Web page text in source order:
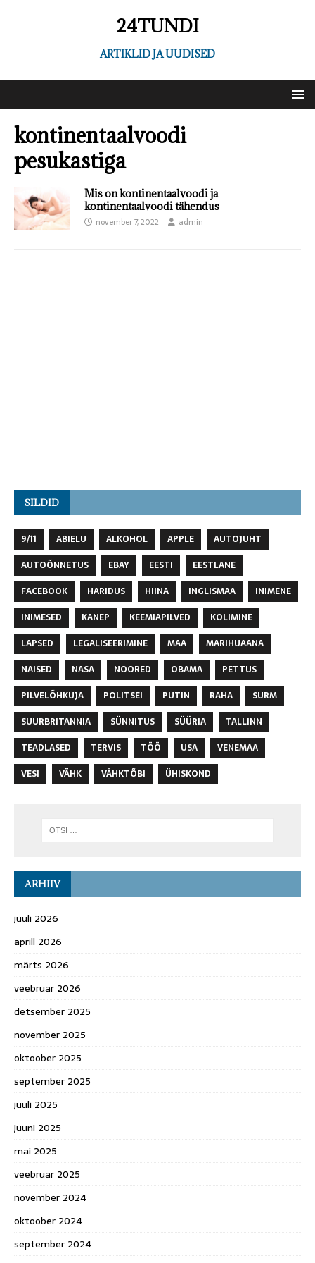
24TUNDI
ARTIKLID JA UUDISED
kontinentaalvoodi
pesukastiga
Mis on kontinentaalvoodi ja
kontinentaalvoodi tähendus
november 7, 2022 admin
SILDID
9/11 ABIELU ALKOHOL APPLE
AUTOJUHT
AUTOÕNNETUS
EBAY EESTI
EESTLANE
FACEBOOK
HARIDUS HIINA INGLISMAA
INIMENE
INIMESED
KANEP KEEMIAPILVED
KOLIMINE
LAPSED
LEGALISEERIMINE MAA
MARIHUAANA
NAISED
NASA NOORED OBAMA
PETTUS
PILVELÕHKUJA
POLITSEI PUTIN RAHA
SURM
SUURBRITANNIA
SÜNNITUS SÜÜRIA
TALLINN
TEADLASED
TERVIS TÖÖ USA
VENEMAA
VESI
VÄHK VÄHKTÕBI ÜHISKOND
ARHIIV
juuli 2026
aprill 2026
märts 2026
veebruar 2026
detsember 2025
november 2025
oktoober 2025
september 2025
juuli 2025
juuni 2025
mai 2025
veebruar 2025
november 2024
oktoober 2024
september 2024